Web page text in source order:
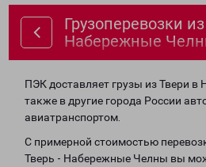
Грузоперевозки
Набережные
ПЭК доставляет грузы из Твери
также в другие города России
авиатранспортом.
С примерной стоимостью
Тверь - Набережные Челны вы